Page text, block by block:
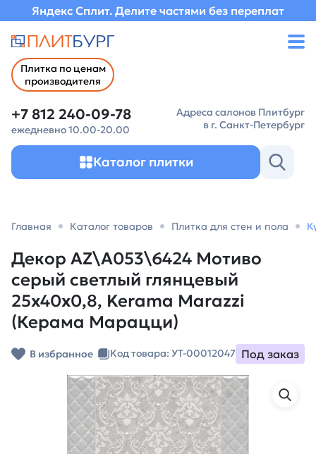
Яндекс Сплит. Делите частями без переплат
Плитка по ценам
производителя
+7 812 240-09-78
ежедневно 10.00-20.00
Адреса салонов Плитбург
в г. Санкт-Петербург
Каталог плитки
Главная Каталог товаров Плитка для стен и пола
Декор AZ\A053\6424 Мотиво
серый светлый глянцевый
25x40x0,8, Kerama Marazzi
(Керама Марацци)
В избранное Код товара: УТ-00012047 Под заказ